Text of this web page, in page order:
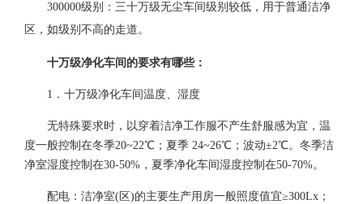
300000级别：三十万级无尘车间级别较低，用于普通洁净
区，如级别不高的走道。
十万级净化车间的要求有哪些：
1．十万级净化车间温度、湿度
无特殊要求时，以穿着洁净工作服不产生舒服感为宜，温
度一般控制在冬季20~22℃；夏季 24~26℃；波动±2℃。冬季洁
净室湿度控制在30-50%，夏季净化车间湿度控制在50-70%。
配电：洁净室(区)的主要生产用房一般照度值宜≥300Lx；